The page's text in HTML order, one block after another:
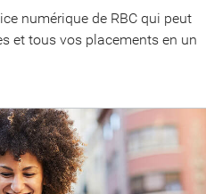
numérique de RBC qui peut
et tous vos placements en un